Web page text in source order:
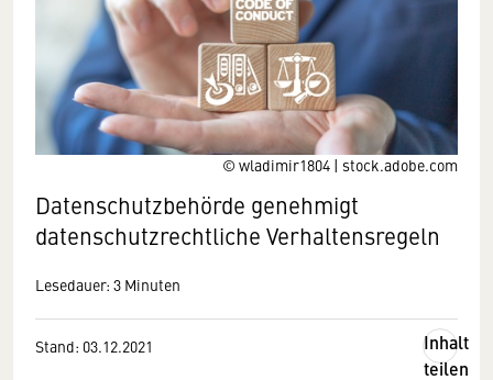
© wladimir1804 | stock.adobe.com
Datenschutzbehörde genehmigt
datenschutzrechtliche Verhaltensregeln
Lesedauer: 3 Minuten
Stand: 03.12.2021
Inhalt
teilen